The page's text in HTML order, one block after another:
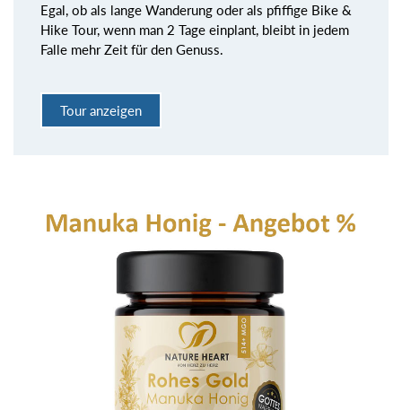
Egal, ob als lange Wanderung oder als pfiffige Bike &
Hike Tour, wenn man 2 Tage einplant, bleibt in jedem
Falle mehr Zeit für den Genuss.
Tour anzeigen